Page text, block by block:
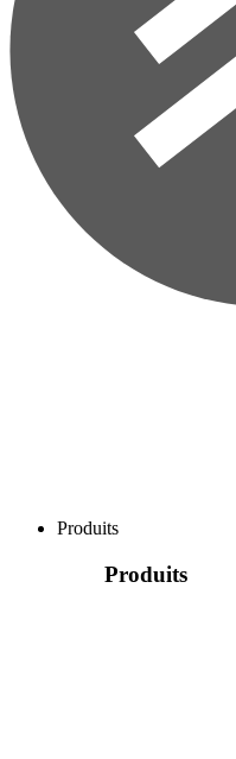
Produits
Produits